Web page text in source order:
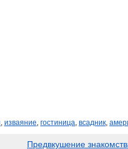
, изваяние, гостиница, всадник,
Предвкушение